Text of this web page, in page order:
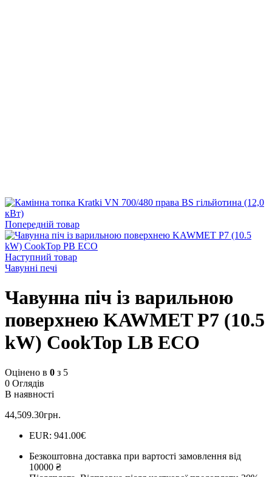
Попередній товар
Наступний товар
Чавунні печі
Чавунна піч із варильною
поверхнею KAWMET P7 (10.5
kW) CookTop LB ECO
Оцінено в 0 з 5
0 Оглядів
В наявності
44,509.30грн.
EUR: 941.00€
Безкоштовна доставка при вартості замовлення від
10000 ₴